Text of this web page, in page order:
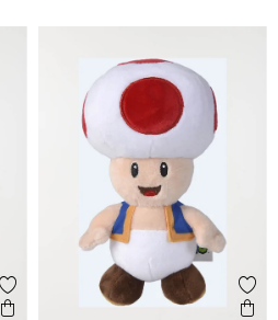
Ajouter aux favoris
Aperçu rapide